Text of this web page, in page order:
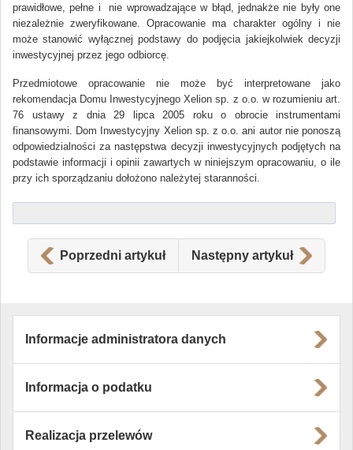
prawidłowe, pełne i nie wprowadzające w błąd, jednakże nie były one
niezależnie zweryfikowane. Opracowanie ma charakter ogólny i nie
może stanowić wyłącznej podstawy do podjęcia jakiejkolwiek decyzji
inwestycyjnej przez jego odbiorcę.
Przedmiotowe opracowanie nie może być interpretowane jako
rekomendacja Domu Inwestycyjnego Xelion sp. z o.o. w rozumieniu art.
76 ustawy z dnia 29 lipca 2005 roku o obrocie instrumentami
finansowymi. Dom Inwestycyjny Xelion sp. z o.o. ani autor nie ponoszą
odpowiedzialności za następstwa decyzji inwestycyjnych podjętych na
podstawie informacji i opinii zawartych w niniejszym opracowaniu, o ile
przy ich sporządzaniu dołożono należytej staranności.
Poprzedni artykuł Następny artykuł
Informacje administratora danych
Informacja o podatku
Realizacja przelewów